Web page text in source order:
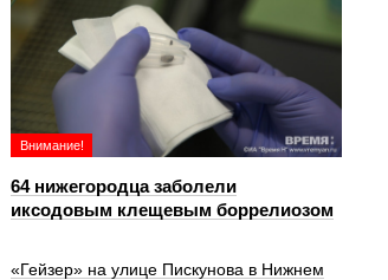
Внимание!
64 нижегородца заболели
иксодовым клещевым боррелиозом
«Гейзер» на улице Пискунова в Нижнем